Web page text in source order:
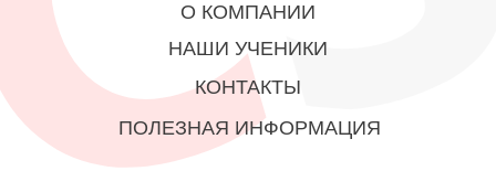
О КОМПАНИИ
НАШИ УЧЕНИКИ
КОНТАКТЫ
ПОЛЕЗНАЯ ИНФОРМАЦИЯ